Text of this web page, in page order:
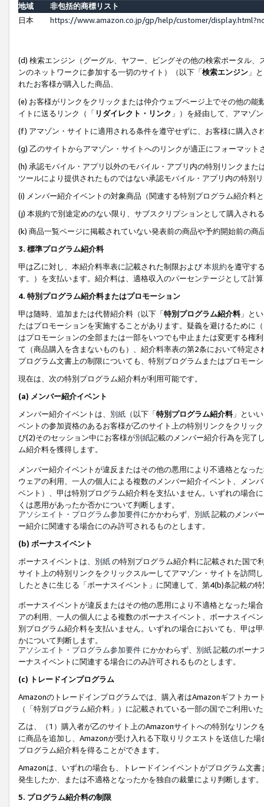
地域
非包括的商標リスト
日本
https://www.amazon.co.jp/gp/help/customer/
(d) 検索エンジン（グーグル、ヤフー、ビングその他の検索ポータル
ンのネットワークに参加する一切のサイト）（以下「検索エンジン 」
れたお客様が購入した商品、
(e) お客様がリンクをクリックまたは仲介ウェブページ上でその他の
イトに送るリンク（「 リダイレクト・リンク 」）を経由して、アマゾ
(f) アマゾン・サイトに適用される条件を遵守せずに、お客様に購入さ
(g) 乙のサイトからアマゾン・サイトへのリンクが適正にフォーマッ
(h) 承認モバイル・アプリ以外のモバイル・アプリ内の特別リンクま
ツールにより提供されたものではない承認モバイル・アプリ内の特別
(i) メンバー紹介イベントの対象商品（関連する特別プログラム紹介料
(j) 本規約で別途定めのない限り、サブスクリプションとして購入され
(k) 商品一覧ページに掲載されていない発表前の商品や予約開始前の商
3. 標準プログラム紹介料
甲は乙に対し、本紹介料率表に記載された制限および本規約を遵守す
す。）を支払います。紹介料は、適格収入のパーセンテージとして計
4. 特別プログラム紹介料またはプロモーション
甲は随時、追加または代替紹介料（以下「特別プログラム紹介料」と
たはプロモーションを実施することがあります。疑義を避けるために
はプロモーションの全部または一部をいつでも中止または変更する権
て（商品購入を含まないものも）、紹介料率表の第2条において特定
プログラム文書上の制限についても、特別プログラムまたはプロモー
現在は、次の特別プログラム紹介料が利用可能です。
(a) メンバー紹介イベント
メンバー紹介イベントは、 別紙 （以下「特別プログラム紹介料」とい
ベントの参加資格のあるお客様が乙のサイト上の特別リンクをクリッ
び(2)そのセッション中にお客様が別紙記載のメンバー紹介行為を完了
ム紹介料を獲得します。
メンバー紹介イベントが違反またはその他の悪用により不適格となっ
ウェアの利用、一人の個人による複数のメンバー紹介イベント、メン
ベント）、甲は特別プログラム紹介料を支払いません。いずれの場合
くは悪用があったか否かについて判断します。
アソシエイト・プログラム参加要件にかかわらず、 別紙記載のメンバ
ー紹介に関連する場合にのみ許可されるものとします。
(b) ボーナスイベント
ボーナスイベントは、 別紙の特別プログラム紹介料に記載された国で
サイト上の特別リンクをクリックスルーしてアマゾン・サイトを訪問
したときに生じる「ボーナスイベント」に関連して、第4(b)条記載の
ボーナスイベントが違反またはその他の悪用により不適格となった場
アの利用、一人の個人による複数のボーナスイベント、ボーナスイベ
別プログラム紹介料を支払いません。いずれの場合においても、甲は
かについて判断します。
アソシエイト・プログラム参加要件 にかかわらず、 別紙記載のボーナ
ーナスイベントに関連する場合にのみ許可されるものとします。
(c) トレードインプログラム
Amazonのトレードインプログラムでは、購入者はAmazonギフトカ
（「特別プログラム紹介料」）に記載されている一部の国でご利用い
乙は、（1）購入者が乙のサイト上のAmazonサイトへの特別なリン
に商品を追加し、Amazonが受け入れる下取りリクエストを送信した
プログラム紹介料を得ることができます。
Amazonは、いずれの場合も、トレードインイベントがプログラム文
発生したか、または不適格となったかを独自の裁量により判断します。
5. プログラム紹介料の制限